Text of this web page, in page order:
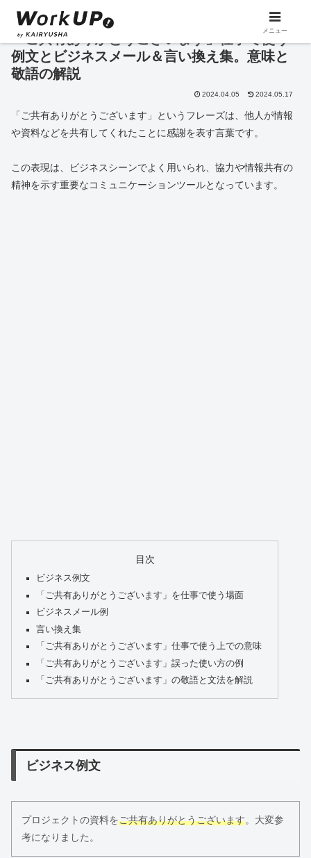
「ご共有ありがとうございます」仕事で使う
例文とビジネスメール＆言い換え集。意味と
敬語の解説
2024.04.05 2024.05.17
「ご共有ありがとうございます」というフレーズは、他人が情報
や資料などを共有してくれたことに感謝を表す言葉です。
この表現は、ビジネスシーンでよく用いられ、協力や情報共有の
精神を示す重要なコミュニケーションツールとなっています。
目次
ビジネス例文
「ご共有ありがとうございます」を仕事で使う場面
ビジネスメール例
言い換え集
「ご共有ありがとうございます」仕事で使う上での意味
「ご共有ありがとうございます」誤った使い方の例
「ご共有ありがとうございます」の敬語と文法を解説
ビジネス例文
プロジェクトの資料をご共有ありがとうございます。大変参
考になりました。
メニュー